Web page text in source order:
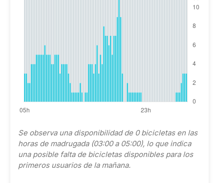
Se observa una disponibilidad de 0 bicicletas en las
horas de madrugada (03:00 a 05:00), lo que indica
una posible falta de bicicletas disponibles para los
primeros usuarios de la mañana.